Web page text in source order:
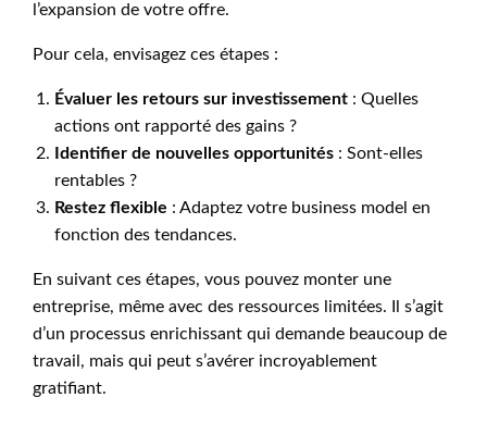
l’expansion de votre offre.
Pour cela, envisagez ces étapes :
Évaluer les retours sur investissement : Quelles
actions ont rapporté des gains ?
Identifier de nouvelles opportunités : Sont-elles
rentables ?
Restez flexible : Adaptez votre business model en
fonction des tendances.
En suivant ces étapes, vous pouvez monter une
entreprise, même avec des ressources limitées. Il s’agit
d’un processus enrichissant qui demande beaucoup de
travail, mais qui peut s’avérer incroyablement
gratifiant.